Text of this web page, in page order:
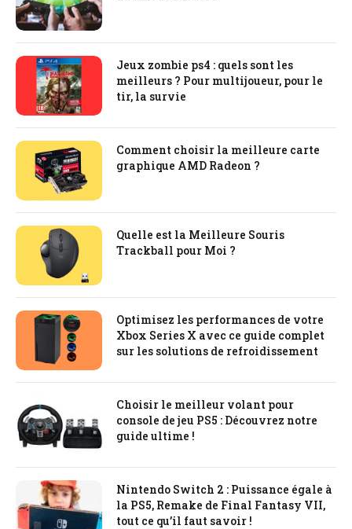
Jeux zombie ps4 : quels sont les
meilleurs ? Pour multijoueur, pour le
tir, la survie
Comment choisir la meilleure carte
graphique AMD Radeon ?
Quelle est la Meilleure Souris
Trackball pour Moi ?
Optimisez les performances de votre
Xbox Series X avec ce guide complet
sur les solutions de refroidissement
Choisir le meilleur volant pour
console de jeu PS5 : Découvrez notre
guide ultime !
Nintendo Switch 2 : Puissance égale à
la PS5, Remake de Final Fantasy VII,
tout ce qu’il faut savoir !